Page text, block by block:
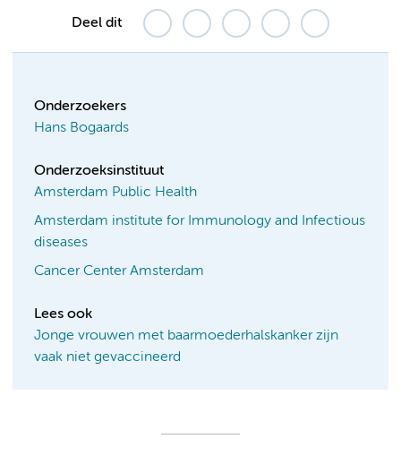
Deel dit
Onderzoekers
Hans Bogaards
Onderzoeksinstituut
Amsterdam Public Health
Amsterdam institute for Immunology and Infectious
diseases
Cancer Center Amsterdam
Lees ook
Jonge vrouwen met baarmoederhalskanker zijn
vaak niet gevaccineerd